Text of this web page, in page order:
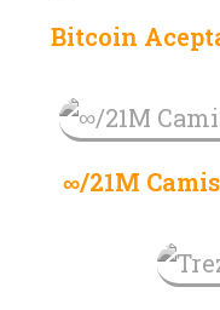
Bitcoin
∞/21M